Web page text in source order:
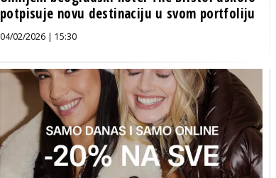
potpisuje novu destinaciju u svom portfoliju
04/02/2026 | 15:30